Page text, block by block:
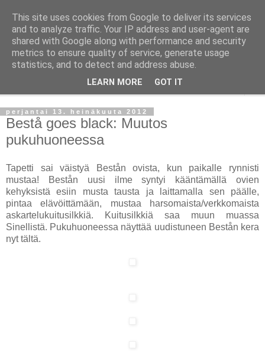
Taloja ja Toiveita
[ Sisustaa ] [ Remontoi ] [ Tuunaa ] [ Haaveilee ] [ Reissaa ]
perjantai 13. heinäkuuta 2012
Bestå goes black: Muutos
pukuhuoneessa
Tapetti sai väistyä Bestån ovista, kun paikalle rynnisti
mustaa! Bestån uusi ilme syntyi kääntämällä ovien
kehyksistä esiin musta tausta ja laittamalla sen päälle,
pintaa elävöittämään, mustaa harsomaista/verkkomaista
askartelukuitusilkkiä. Kuitusilkkiä saa muun muassa
Sinellistä. Pukuhuoneessa näyttää uudistuneen Bestån kera
nyt tältä.
This site uses cookies from Google to deliver its services
and to analyze traffic. Your IP address and user-agent are
shared with Google along with performance and security
metrics to ensure quality of service, generate usage
statistics, and to detect and address abuse.
LEARN MORE GOT IT